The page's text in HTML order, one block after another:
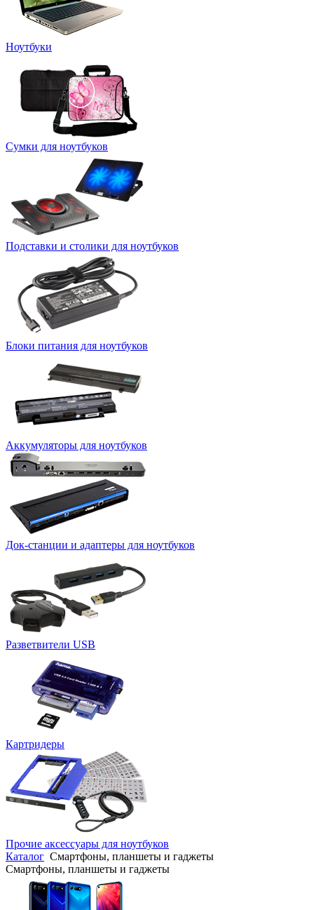
Ноутбуки
Сумки для ноутбуков
Подставки и столики для ноутбуков
Блоки питания для ноутбуков
Аккумуляторы для ноутбуков
Док-станции и адаптеры для ноутбуков
Разветвители USB
Картридеры
Прочие аксессуары для ноутбуков
Каталог Смартфоны, планшеты и гаджеты
Смартфоны, планшеты и гаджеты